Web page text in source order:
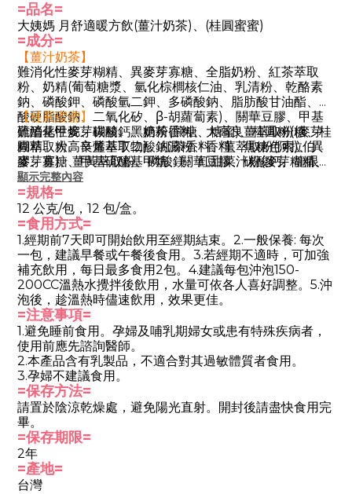
=品名=
大姨媽 月舒適暖方飲(薑汁奶茶) 、 (桂圓蜜蜜)
=成分=
【薑汁奶茶】
難消化性麥芽糊精、異麥芽寡糖、全脂奶粉、紅茶萃取
粉、奶精(葡萄糖漿、氫化棕櫚核仁油、乳清粉、乾酪素
鈉、磷酸鉀、磷酸氫二鉀、多磷酸鈉、脂肪酸甘油酯、乳
酸硬脂酸鈉、二氧化矽、β-胡蘿蔔素)、關華豆膠、甲基
硫醯基甲烷、碳酸鈣、奶茶香料、大高良薑萃取粉(麥芽
糊精、大高良薑萃取物)、紅茶香料、薑萃取粉(阿拉伯
膠、薑)、薑黃萃取粉、磷酸鎂、紅甜菜汁粉(麥芽糊精、
紅甜菜根濃縮汁、檸檬酸)、蔗糖素(甜味劑)、當歸萃取粉
(當歸萃取物、麥芽糊精)。
【桂圓蜜蜜】
難消化性麥芽糊精、黑糖粉(蔗糖、糖蜜)、桂圓粉(糖、桂
圓萃取粉、辛烯基丁二酸鈉澱粉、香料、焦糖色素)、異
麥芽寡糖、甲基硫醯基甲烷、關華豆膠、碳酸鈣、龍眼香
料、紅棗萃取粉(紅棗萃取物、氧化澱粉、麥芽糊精) 、大
高良薑萃取粉(麥芽糊精、大高良薑萃取物) 、薑萃取粉(阿
拉伯膠、薑)、薑黃萃取粉、磷酸鎂、紅甜菜汁粉(麥芽糊
精、紅甜菜根濃縮汁、檸檬酸)、蔗糖素(甜味劑)、當歸萃
取粉(當歸萃取物、麥芽糊精)、白芷萃取粉(白芷、糊
精)。
顯示完整內容
=規格=
12 公克/包，12 包/盒。
=食用方式=
1.經期前7天即可開始飲用至經期結束。2.一般保養: 每次
一包，建議早餐或午餐後食用。3.若經期不適時，可加強
補充飲用，每日最多食用2包。4.建議每包沖泡150-
200CC溫熱水攪拌後飲用，水量可依各人喜好調整。5.沖
泡後，趁溫熱時儘速飲用，效果更佳。
=注意事項=
1.避免睡前食用。孕婦及哺乳期婦女或患有特殊疾病者，
使用前應先諮詢醫師。
2.本產品含有乳製品，不適合對其過敏體質者食用。
3.孕婦不建議食用。
=保存方法=
請置於陰涼乾燥處，避免陽光直射。開封後請盡快食用完
畢。
=保存期限=
2年
=產地=
台灣